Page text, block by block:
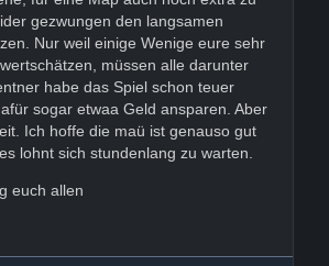
gezwungen den langsamen
Nur weil einige Wenige eure sehr
müssen alle darunter
habe das Spiel schon teuer
sogar etwaa Geld ansparen. Aber
Ich hoffe die maü ist genauso gut
lohnt sich stundenlang zu warten.
euch allen